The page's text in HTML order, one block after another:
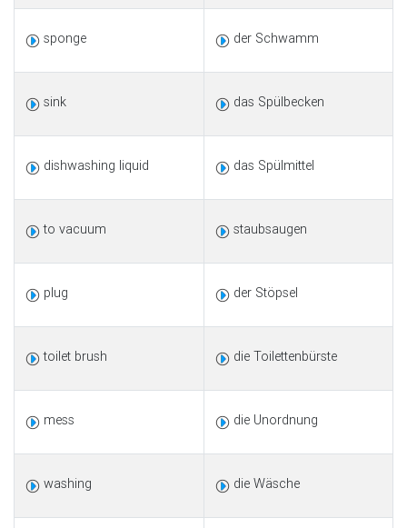
sponge der Schwamm
sink das Spülbecken
dishwashing liquid das Spülmittel
to vacuum staubsaugen
plug der Stöpsel
toilet brush die Toilettenbürste
mess die Unordnung
washing die Wäsche